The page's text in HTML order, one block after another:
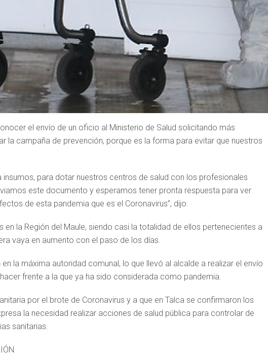
el envío de un oficio al Ministerio de Salud solicitando más
la campaña de prevención, porque es la forma para evitar que nuestros
insumos, para dotar nuestros centros de salud con los profesionales
este documento y esperamos tener pronta respuesta para ver
de esta pandemia que es el Coronavirus”, dijo.
la Región del Maule, siendo casi la totalidad de ellos pertenecientes a
vaya en aumento con el paso de los días.
la máxima autoridad comunal, lo que llevó al alcalde a realizar el envío
frente a la que ya ha sido considerada como pandemia.
por el brote de Coronavirus y a que en Talca se confirmaron los
la necesidad realizar acciones de salud pública para controlar de
sanitarias.